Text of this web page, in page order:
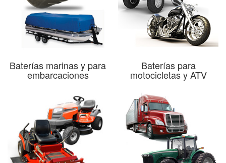
Baterías marinas y para
embarcaciones
Baterías para
motocicletas y ATV